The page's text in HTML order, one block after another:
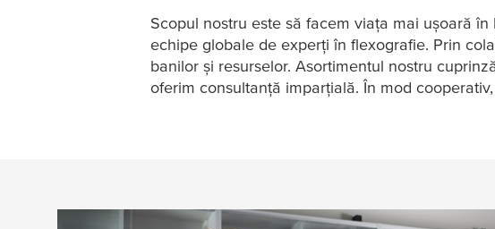
Scopul nostru este să facem viața mai ușoară
echipe globale de experți în flexografie. Prin
banilor și resurselor. Asortimentul nostru
oferim consultanță imparțială. În mod